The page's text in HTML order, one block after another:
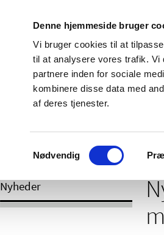
Denne hjemmeside bruger
Vi bruger cookies til at
til at analysere vores trafik. Vi
partnere inden for sociale
kombinere disse data med
af deres tjenester.
Samtykkevalg
Nødvendig
Godkendelse og
Bivirkninger og
/ Kategori / Nyheder om
Nyheder